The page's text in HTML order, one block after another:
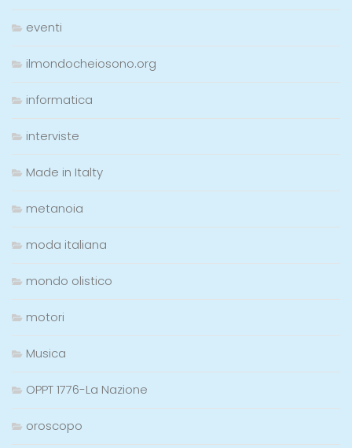
eventi
ilmondocheiosono.org
informatica
interviste
Made in Italty
metanoia
moda italiana
mondo olistico
motori
Musica
OPPT 1776-La Nazione
oroscopo